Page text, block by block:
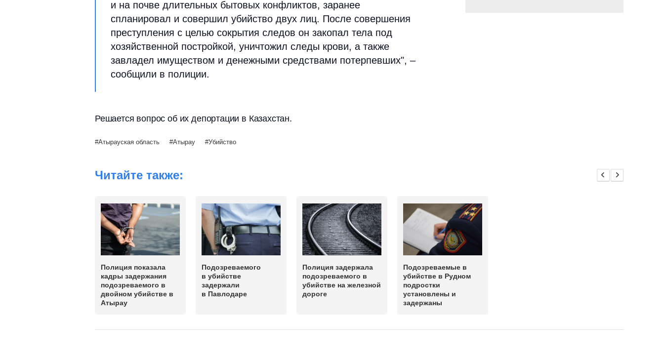
и на почве длительных бытовых конфликтов, заранее
спланировал и совершил убийство двух лиц. После совершения
преступления с целью сокрытия следов он закопал тела под
хозяйственной постройкой, уничтожил следы крови, а также
завладел имуществом и денежными средствами потерпевших", –
сообщили в полиции.
Решается вопрос об их депортации в Казахстан.
Атырауская область Атырау Убийство
Читайте также:
Полиция показала
кадры задержания
подозреваемого в
двойном убийстве в
Атырау
Подозреваемого
в убийстве
задержали
в Павлодаре
Полиция задержала
подозреваемого в
убийстве на железной
дороге
Подозреваемые в
убийстве в Рудном
подростки
установлены и
задержаны